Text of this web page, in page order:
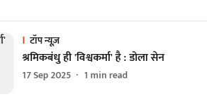
टॉप न्यूज़
श्रमिकबंधु ही 'विश्वकर्मा' है : डोला सेन
17 Sep 2025 1 min read